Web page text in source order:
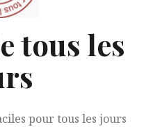
tous les
pour tous les jours